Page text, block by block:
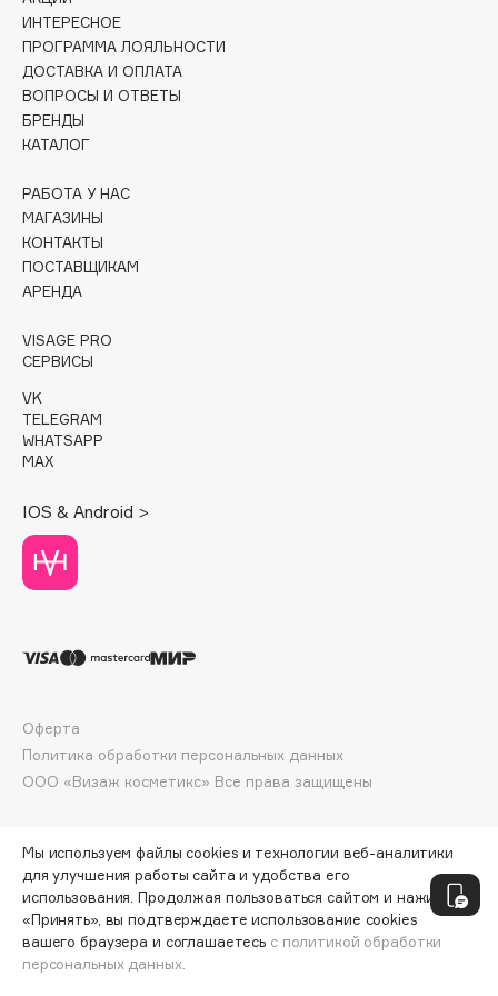
Collagenina
Consly
Corimo
CosRX
Cunzite
Curaprox
d'Alba
DARLING*
Darphin
Deonica
Dessange
Dior
Dolomit
DP Daily Perfection
Dr. Vranjes Firenze
Dr.Althea
Dr.Jart+
DSD de Luxe
Dyson
ДОБАВИТЬ В КОРЗИНУ
ИНТЕРЕСНОЕ
ПРОГРАММА ЛОЯЛЬНОСТИ
ДОСТАВКА И ОПЛАТА
ВОПРОСЫ И ОТВЕТЫ
БРЕНДЫ
КАТАЛОГ
РАБОТА У НАС
МАГАЗИНЫ
КОНТАКТЫ
ПОСТАВЩИКАМ
АРЕНДА
VISAGE PRO
СЕРВИСЫ
VK
TELEGRAM
WHATSAPP
MAX
IOS & Android >
ООО «Визаж косметикс» Все права защищены
Оферта
Политика обработки персональных данных
Мы используем файлы cookies и технологии веб-аналитики
для улучшения работы сайта и удобства его
использования. Продолжая пользоваться сайтом и нажимая
«Принять», вы подтверждаете использование cookies
вашего браузера и соглашаетесь с политикой обработки
персональных данных.